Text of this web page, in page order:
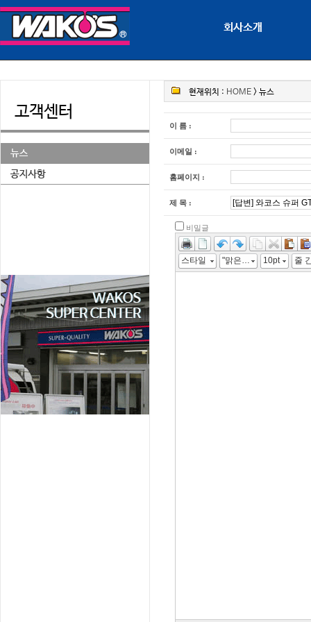
회사소개
고객센터
현재위치 : HOME > 뉴스
이 름 :
이메일 :
홈페이지 :
제 목 :
비밀글
스타일 "맑은 고딕", 굴림, "Malgun Gothic", gulim 10pt 줄